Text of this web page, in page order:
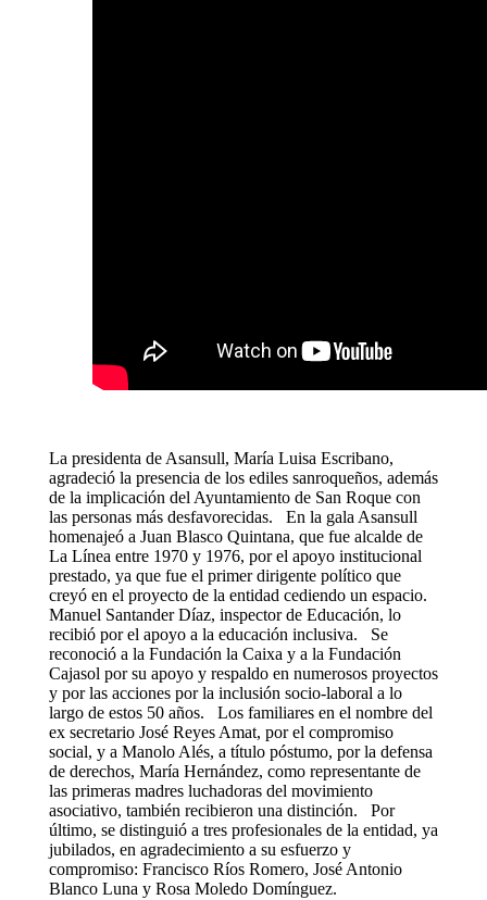
La presidenta de Asansull, María Luisa Escribano,
agradeció la presencia de los ediles sanroqueños, además
de la implicación del Ayuntamiento de San Roque con
las personas más desfavorecidas. En la gala Asansull
homenajeó a Juan Blasco Quintana, que fue alcalde de
La Línea entre 1970 y 1976, por el apoyo institucional
prestado, ya que fue el primer dirigente político que
creyó en el proyecto de la entidad cediendo un espacio.
Manuel Santander Díaz, inspector de Educación, lo
recibió por el apoyo a la educación inclusiva. Se
reconoció a la Fundación la Caixa y a la Fundación
Cajasol por su apoyo y respaldo en numerosos proyectos
y por las acciones por la inclusión socio-laboral a lo
largo de estos 50 años. Los familiares en el nombre del
ex secretario José Reyes Amat, por el compromiso
social, y a Manolo Alés, a título póstumo, por la defensa
de derechos, María Hernández, como representante de
las primeras madres luchadoras del movimiento
asociativo, también recibieron una distinción. Por
último, se distinguió a tres profesionales de la entidad, ya
jubilados, en agradecimiento a su esfuerzo y
compromiso: Francisco Ríos Romero, José Antonio
Blanco Luna y Rosa Moledo Domínguez.